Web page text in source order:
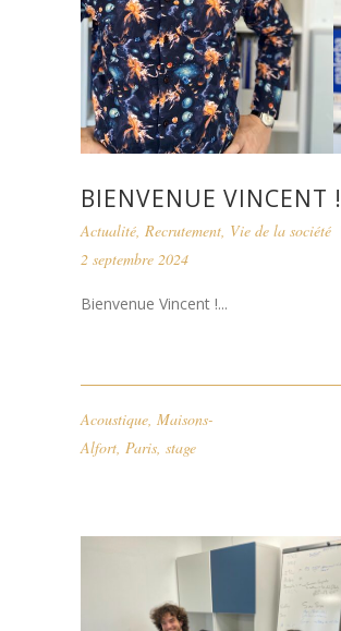
BIENVENUE VINCENT !
Actualité Recrutement Vie de la société
2 septembre 2024
Bienvenue Vincent !...
Acoustique Maisons-
Alfort Paris stage